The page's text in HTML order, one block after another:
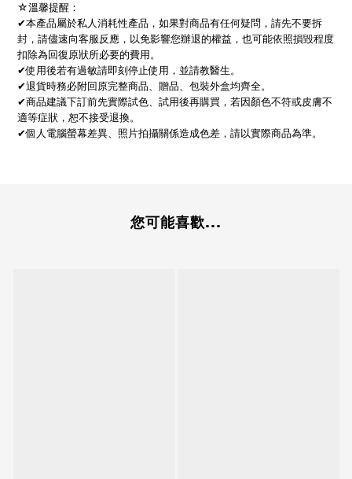
☆溫馨提醒：
✔本產品屬於私人消耗性產品，如果對商品有任何疑問，請先不要拆
封，請儘速向客服反應，以免影響您辦退的權益，也可能依照損毀程度
扣除為回復原狀所必要的費用。
✔使用後若有過敏請即刻停止使用，並請教醫生。
✔退貨時務必附回原完整商品、贈品、包裝外盒均齊全。
✔商品建議下訂前先實際試色、試用後再購買，若因顏色不符或皮膚不
適等症狀，恕不接受退換。
✔個人電腦螢幕差異、照片拍攝關係造成色差，請以實際商品為準。
您可能喜歡...